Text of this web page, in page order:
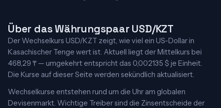
Über das Währungspaar USD/KZT
Der Wechselkurs USD/KZT zeigt, wie viel ein US-Dollar in
Kasachischer Tenge wert ist. Aktuell liegt der Mittelkurs bei
468,29 ₸ — umgekehrt entspricht das 0,002135 $ je Einheit.
Die Kurse auf dieser Seite werden sekündlich aktualisiert.
Wechselkurse entstehen rund um die Uhr am globalen
Devisenmarkt. Wichtige Treiber sind die Zinsentscheide der